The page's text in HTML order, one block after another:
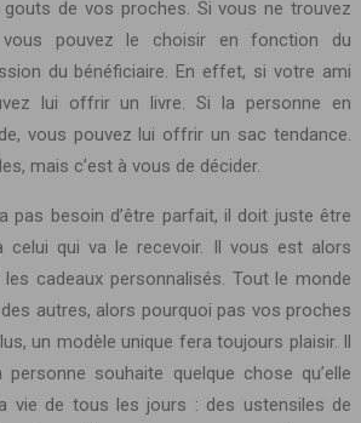
de vos proches. Si vous ne trouvez
pouvez le choisir en fonction du
du bénéficiaire. En effet, si votre ami
lui offrir un livre. Si la personne en
vous pouvez lui offrir un sac tendance.
mais c’est à vous de décider.
pas besoin d’être parfait, il doit juste être
celui qui va le recevoir. Il vous est alors
les cadeaux personnalisés. Tout le monde
autres, alors pourquoi pas vos proches
un modèle unique fera toujours plaisir. Il
souhaite quelque chose qu’elle
vie de tous les jours : des ustensiles de